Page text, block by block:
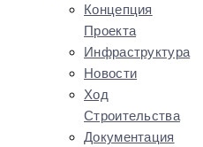
Концепция
Проекта
Инфраструктура
Новости
Ход
Строительства
Документация